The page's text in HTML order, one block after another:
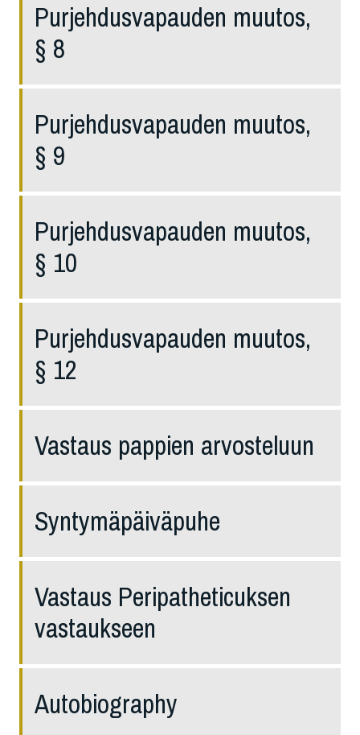
Purjehdusvapauden muutos,
§ 8
Purjehdusvapauden muutos,
§ 9
Purjehdusvapauden muutos,
§ 10
Purjehdusvapauden muutos,
§ 12
Vastaus pappien arvosteluun
Syntymäpäiväpuhe
Vastaus Peripatheticuksen
vas­taukseen
Autobiography